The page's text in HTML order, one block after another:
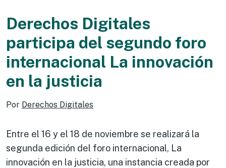
Derechos Digitales
participa del segundo foro
internacional La innovación
en la justicia
Por Derechos Digitales
Entre el 16 y el 18 de noviembre se realizará la
segunda edición del foro internacional, La
innovación en la justicia, una instancia creada por